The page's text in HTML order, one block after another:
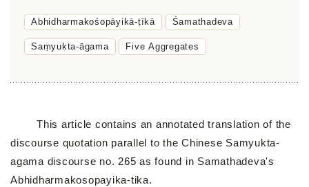
Abhidharmakośopāyikā-ṭīkā Śamathadeva
Saṃyukta-āgama Five Aggregates
This article contains an annotated translation of the
discourse quotation parallel to the Chinese Samyukta-
agama discourse no. 265 as found in Samathadeva's
Abhidharmakosopayika-tika.